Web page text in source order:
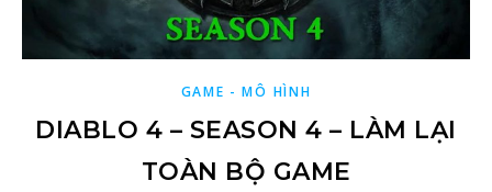
GAME - MÔ HÌNH
DIABLO 4 – SEASON 4 – LÀM LẠI
TOÀN BỘ GAME